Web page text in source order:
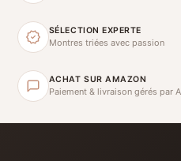
SÉLECTION EXPERTE
Montres triées avec passion
ACHAT SUR AMAZON
Paiement & livraison gérés par